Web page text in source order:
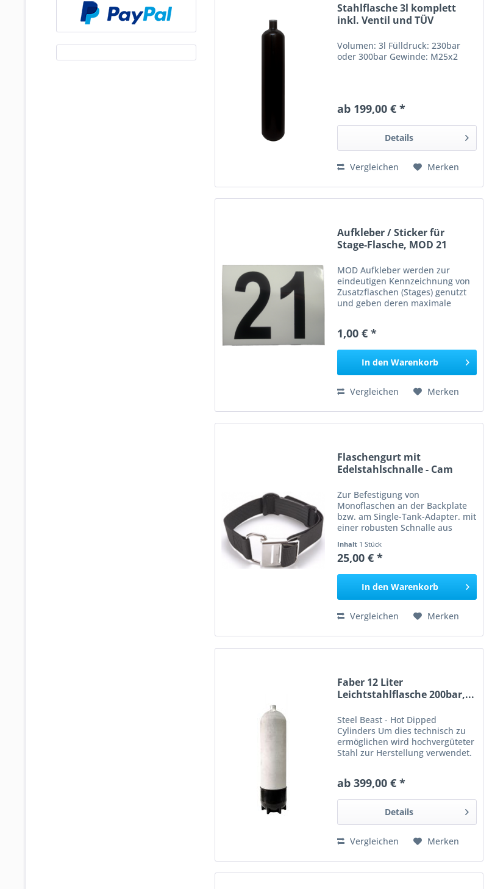
Stahlflasche 3l komplett
inkl. Ventil und TÜV
Volumen: 3l Fülldruck: 230bar
oder 300bar Gewinde: M25x2
ab 199,00 € *
Details
Vergleichen Merken
Aufkleber / Sticker für
Stage-Flasche, MOD 21
MOD Aufkleber werden zur
eindeutigen Kennzeichnung von
Zusatzflaschen (Stages) genutzt
und geben deren maximale
Klebekraft Wasserfest 10,5cm x
8cm __________________ Angaben
gem. GPSR:...
1,00 € *
In den Warenkorb
Vergleichen Merken
Flaschengurt mit
Edelstahlschnalle - Cam
Zur Befestigung von
Monoflaschen an der Backplate
bzw. am Single-Tank-Adapter. mit
einer robusten Schnalle aus
Gurtband Ohne Gummi
Rutschschutz. Gurtlänge ca. 92cm
Angaben gem. GPSR: Dies ist ein
Artikel...
Inhalt 1 Stück
25,00 € *
In den Warenkorb
Vergleichen Merken
Faber 12 Liter
Leichtstahlflasche 200bar,...
Steel Beast - Hot Dipped
Cylinders Um dies technisch zu
ermöglichen wird hochvergüteter
Stahl zur Herstellung verwendet.
Dabei geht das Zink mit dem
ab 399,00 € *
Details
Vergleichen Merken